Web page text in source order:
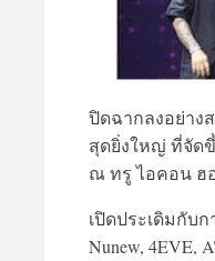
ปิดฉากลงอย่าง
สุดยิ่งใหญ่ ที่จัด
ณ ทรู ไอคอน ฮ
เปิดประเดิมกับก
Nunew, 4EVE,